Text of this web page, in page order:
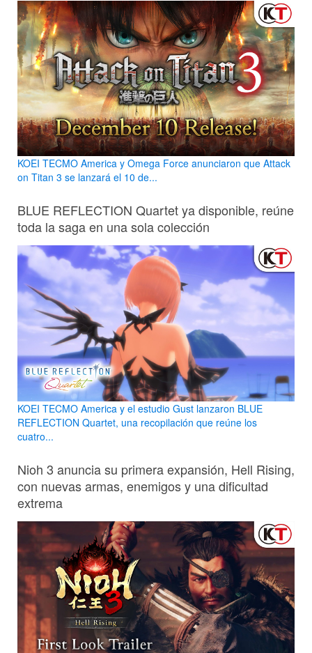
KOEI TECMO America y Omega Force anunciaron que Attack
on Titan 3 se lanzará el 10 de...
BLUE REFLECTION Quartet ya disponible, reúne
toda la saga en una sola colección
KOEI TECMO America y el estudio Gust lanzaron BLUE
REFLECTION Quartet, una recopilación que reúne los
cuatro...
Nioh 3 anuncia su primera expansión, Hell Rising,
con nuevas armas, enemigos y una dificultad
extrema